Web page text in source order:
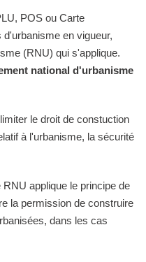
POS ou Carte
en vigueur,
(RNU) qui s'applique.
national d'urbanisme
le droit de constuction
à l'urbanisme, la sécurité
applique le principe de
la permission de construire
dans les cas